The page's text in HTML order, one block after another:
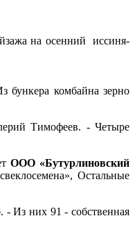
на осенний иссиня-
бункера комбайна зерно
Тимофеев. - Четыре
ООО «Бутурлиновский
Остальные
- Из них 91 - собственная